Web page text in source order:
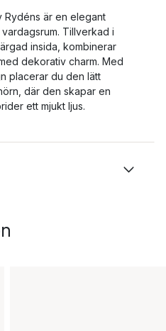
Rydéns är en elegant
Tillverkad i
insida, kombinerar
dekorativ charm. Med
placerar du den lätt
där den skapar en
ett mjukt ljus.